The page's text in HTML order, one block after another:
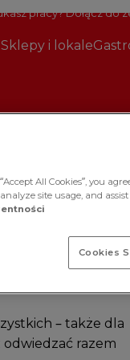
pracy? Dołącz do
Sklepy i lokale
– także dla
odwiedzać razem
All Cookies”, you
site usage, and
Cookies